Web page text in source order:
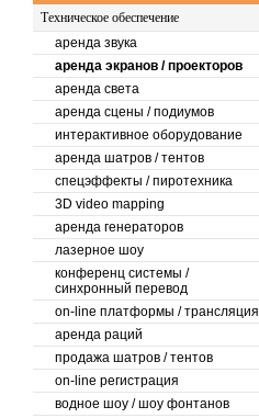
Техническое обеспечение
аренда звука
аренда экранов / проекторов
аренда света
аренда сцены / подиумов
интерактивное оборудование
аренда шатров / тентов
спецэффекты / пиротехника
3D video mapping
аренда генераторов
лазерное шоу
конференц системы /
синхронный перевод
on-line платформы / трансляция
аренда раций
продажа шатров / тентов
on-line регистрация
водное шоу / шоу фонтанов